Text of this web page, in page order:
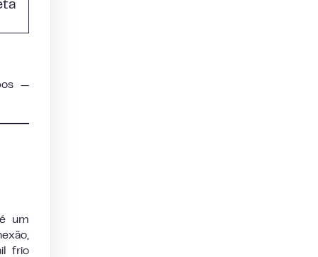
—
um
frio